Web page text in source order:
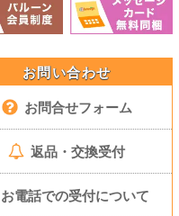
お問い合わせ
お問合せフォーム
返品・交換受付
お電話での受付について